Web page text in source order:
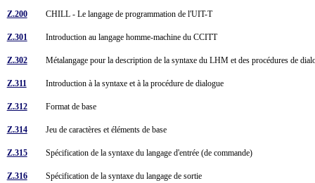
Z.200 CHILL - Le langage de programmation de l'UIT-T
Z.301 Introduction au langage homme-machine du CCITT
Z.302 Métalangage pour la description de la syntaxe du LHM et des procédures de
Z.311 Introduction à la syntaxe et à la procédure de dialogue
Z.312 Format de base
Z.314 Jeu de caractères et éléments de base
Z.315 Spécification de la syntaxe du langage d'entrée (de commande)
Z.316 Spécification de la syntaxe du langage de sortie